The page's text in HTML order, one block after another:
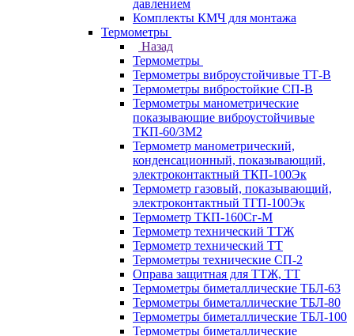
давлением
Комплекты КМЧ для монтажа
Термометры
Назад
Термометры
Термометры виброустойчивые ТТ-В
Термометры вибростойкие СП-В
Термометры манометрические
показывающие виброустойчивые
ТКП-60/3М2
Термометр манометрический,
конденсационный, показывающий,
электроконтактный ТКП-100Эк
Термометр газовый, показывающий,
электроконтактный ТГП-100Эк
Термометр ТКП-160Сг-М
Термометр технический ТТЖ
Термометр технический ТТ
Термометры технические СП-2
Оправа защитная для ТТЖ, ТТ
Термометры биметаллические ТБЛ-63
Термометры биметаллические ТБЛ-80
Термометры биметаллические ТБЛ-100
Термометры биметаллические